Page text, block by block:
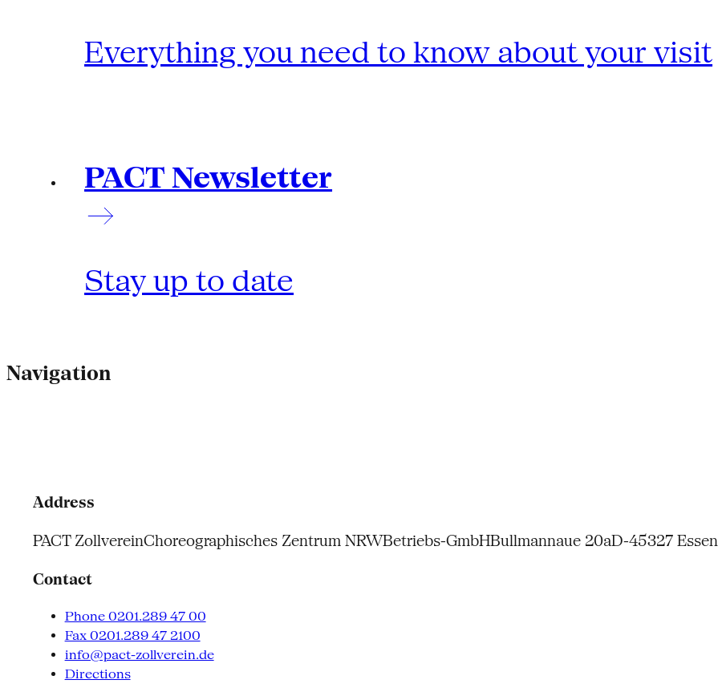
Everything you need to know about your visit
PACT Newsletter
Stay up to date
Navigation
Address
PACT ZollvereinChoreographisches Zentrum NRWBetriebs-GmbHBullmannaue 20aD-45327 Essen
Contact
Phone 0201.289 47 00
Fax 0201.289 47 2100
info@pact-zollverein.de
Directions